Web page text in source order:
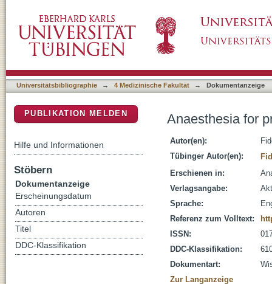
Universitätsbibliographie → 4 Medizinische Fakultät → Dokumentanzeige
Anaesthesia for
Autor(en):
Tübinger Autor(en):
Erschienen in:
Verlagsangabe:
Sprache:
Referenz zum Volltext:
ISSN:
DDC-Klassifikation:
Dokumentart:
Zur Langanzeige
PUBLIKATION MELDEN
Hilfe und Informationen
Stöbern
Dokumentanzeige
Erscheinungsdatum
Autoren
Titel
DDC-Klassifikation